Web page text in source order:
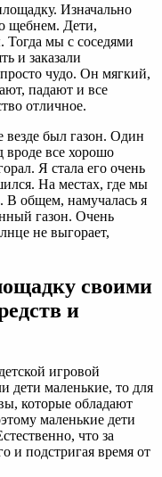
Изначально
щебнем. Дети,
Тогда мы с соседями
и заказали
чудо. Он мягкий,
падают и все
отличное.
везде был газон. Один
вроде все хорошо
Я стала его очень
На местах, где мы
В общем, намучалась я
газон. Очень
не выгорает,
своими
и
игровой
дети маленькие, то для
которые обладают
маленькие дети
что за
и подстригая время от